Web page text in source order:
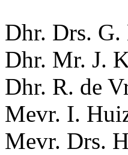
Dhr. Drs.
Dhr. Mr. J.
Dhr. R. de
Mevr. I.
Mevr. Drs.